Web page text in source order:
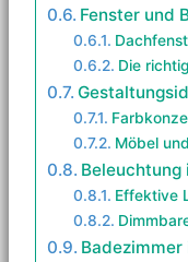
Fenster und
Die
Möbel
Beleuchtung
Effektive